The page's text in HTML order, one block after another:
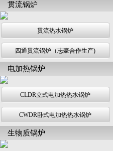
贯流锅炉
贯流热水锅炉
四通贯流锅炉（志豪合作生产)
电加热锅炉
CLDR立式电加热热水锅炉
CWDR卧式电加热热水锅炉
生物质锅炉